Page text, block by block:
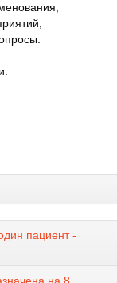
пациент -